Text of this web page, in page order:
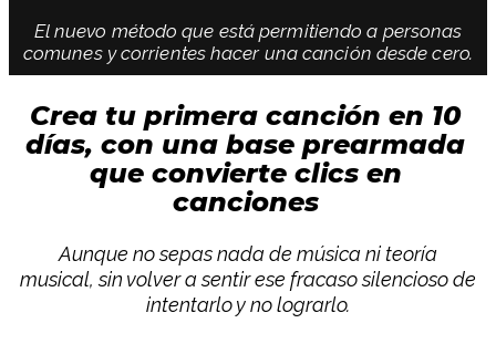
El nuevo método que está permitiendo a personas
comunes y corrientes hacer una canción desde cero.
Crea tu primera canción en 10
días, con una base prearmada
que convierte clics en
canciones
Aunque no sepas nada de música ni teoría
musical, sin volver a sentir ese fracaso silencioso de
intentarlo y no lograrlo.